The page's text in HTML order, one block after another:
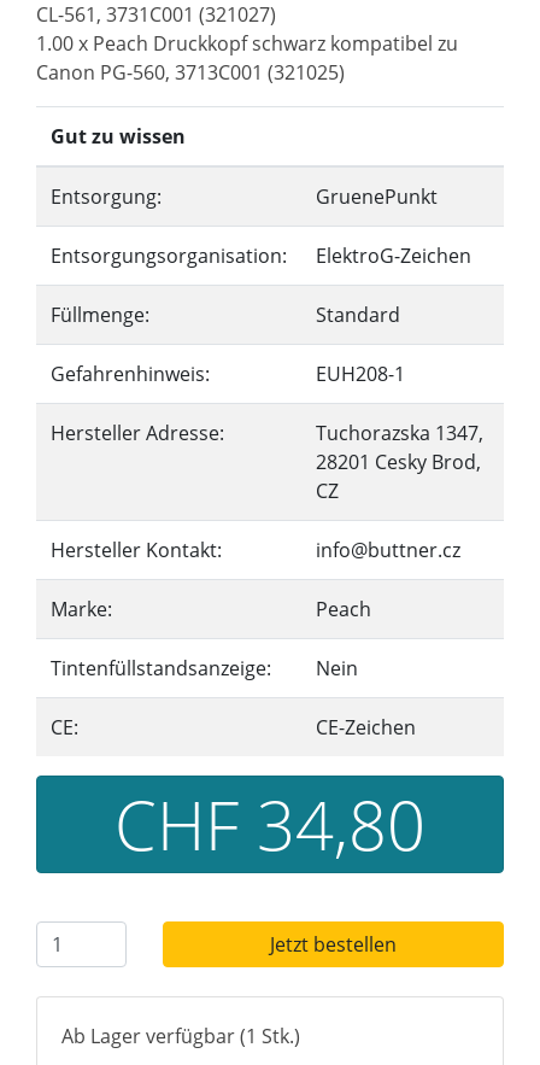
CL-561, 3731C001 (321027)
1.00 x Peach Druckkopf schwarz kompatibel zu
Canon PG-560, 3713C001 (321025)
Gut zu wissen
Entsorgung: GruenePunkt
Entsorgungsorganisation: ElektroG-Zeichen
Füllmenge: Standard
Gefahrenhinweis: EUH208-1
Hersteller Adresse:
Tuchorazska 1347,
28201 Cesky Brod,
CZ
Hersteller Kontakt: info@buttner.cz
Marke: Peach
Tintenfüllstandsanzeige: Nein
CE: CE-Zeichen
CHF 34,80
Jetzt bestellen
Ab Lager verfügbar (1 Stk.)